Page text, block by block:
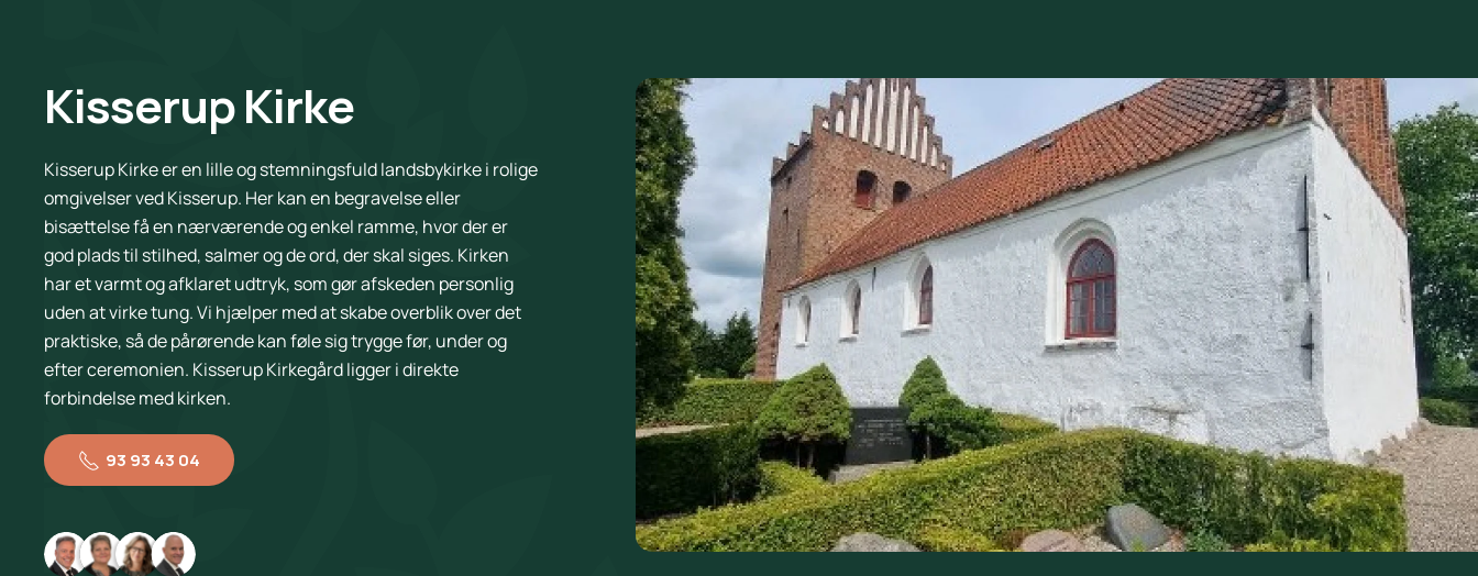
Kisserup Kirke
Kisserup Kirke er en lille og stemningsfuld landsbykirke i rolige
omgivelser ved Kisserup. Her kan en begravelse eller
bisættelse få en nærværende og enkel ramme, hvor der er
god plads til stilhed, salmer og de ord, der skal siges. Kirken
har et varmt og afklaret udtryk, som gør afskeden personlig
uden at virke tung. Vi hjælper med at skabe overblik over det
praktiske, så de pårørende kan føle sig trygge før, under og
efter ceremonien. Kisserup Kirkegård ligger i direkte
forbindelse med kirken.
93 93 43 04